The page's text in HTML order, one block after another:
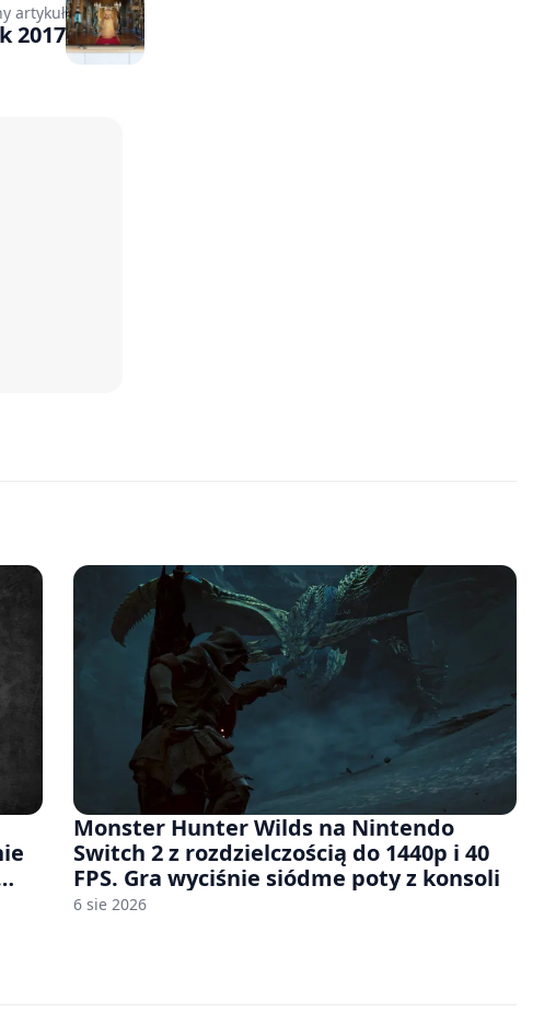
artykuł
2017
Monster Hunter Wilds na Nintendo
Switch 2 z rozdzielczością do 1440p i 40
FPS. Gra wyciśnie siódme poty z konsoli
6 sie 2026